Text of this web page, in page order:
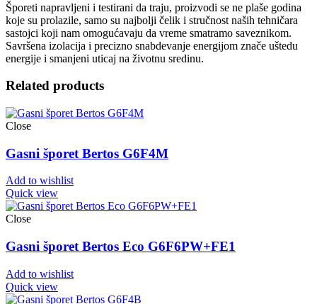
Šporeti napravljeni i testirani da traju, proizvodi se ne plaše godina
koje su prolazile, samo su najbolji čelik i stručnost naših tehničara
sastojci koji nam omogućavaju da vreme smatramo saveznikom.
Savršena izolacija i precizno snabdevanje energijom znače uštedu
energije i smanjeni uticaj na životnu sredinu.
Related products
Close
Gasni šporet Bertos G6F4M
Add to wishlist
Quick view
Close
Gasni šporet Bertos Eco G6F6PW+FE1
Add to wishlist
Quick view